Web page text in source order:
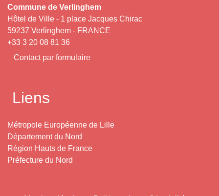
Commune de Verlinghem
Hôtel de Ville - 1 place Jacques Chirac
59237 Verlinghem - FRANCE
+33 3 20 08 81 36
Contact par formulaire
Liens
Métropole Européenne de Lille
Département du Nord
Région Hauts de France
Préfecture du Nord